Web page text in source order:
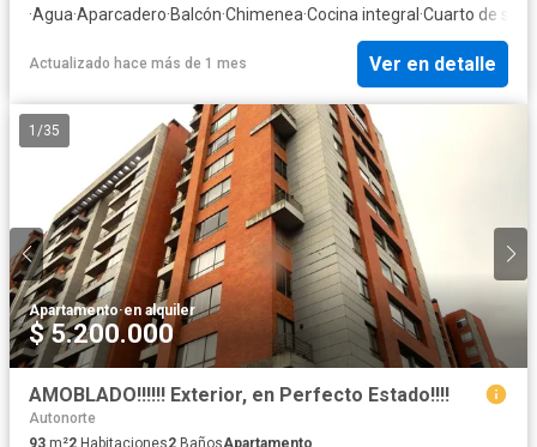
·Agua·Aparcadero·Balcón·Chimenea·Cocina integral ·Cuarto de
Actualizado hace más de 1 mes Ver en detalle
1 /35
Apartamento·en alquiler
$ 5.200.000
AMOBLADO!!!!!! Exterior, en Perfecto Estado!!!!
Autonorte
93 m²2 Habitaciones2 BañosApartamento